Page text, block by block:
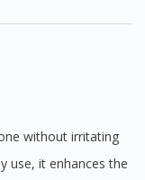
use, it enhances the